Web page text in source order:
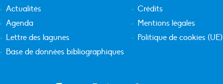
Actualités
Agenda
Lettre des lagunes
Base de données bibliographiques
Crédits
Mentions légales
Politique de cookies (UE)